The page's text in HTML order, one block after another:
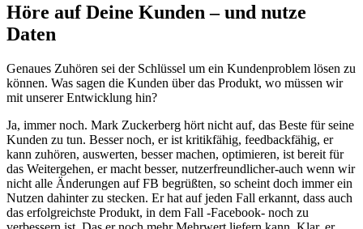
Höre auf Deine Kunden – und nutze
Daten
Genaues Zuhören sei der Schlüssel um ein Kundenproblem lösen zu
können. Was sagen die Kunden über das Produkt, wo müssen wir
mit unserer Entwicklung hin?
Ja, immer noch. Mark Zuckerberg hört nicht auf, das Beste für seine
Kunden zu tun. Besser noch, er ist kritikfähig, feedbackfähig, er
kann zuhören, auswerten, besser machen, optimieren, ist bereit für
das Weitergehen, er macht besser, nutzerfreundlicher-auch wenn wir
nicht alle Änderungen auf FB begrüßten, so scheint doch immer ein
Nutzen dahinter zu stecken. Er hat auf jeden Fall erkannt, dass auch
das erfolgreichste Produkt, in dem Fall -Facebook- noch zu